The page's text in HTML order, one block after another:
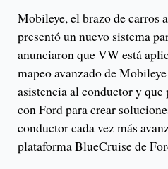
Mobileye, el brazo de carros
presentó un nuevo sistema
anunciaron que VW está
mapeo avanzado de
asistencia al conductor y
con Ford para crear
conductor cada vez más
plataforma BlueCruise de